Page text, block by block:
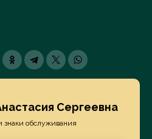
Сергеевна
знаки обслуживания